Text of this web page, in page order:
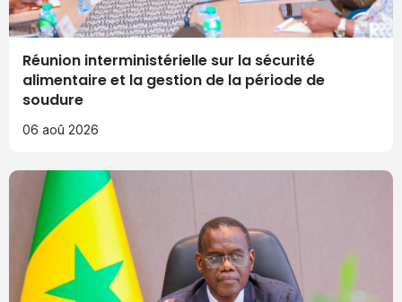
Réunion interministérielle sur la sécurité
alimentaire et la gestion de la période de
soudure
06 aoû 2026